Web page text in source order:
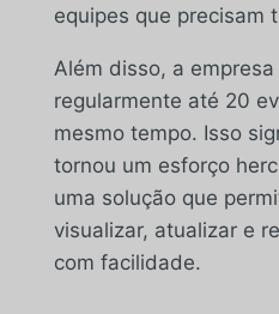
equipes que precisam
Além disso, a
regularmente até 20
mesmo tempo. Isso
tornou um esforço
uma solução que
visualizar, atualizar e
com facilidade.